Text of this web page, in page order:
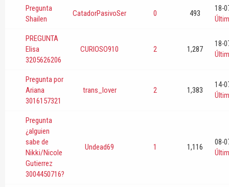
Pregunta
Shailen
CatadorPasivoSer 0 493
18-
PREGUNTA
Elisa
3205626206
CURIOSO910 2 1,287
18-
Pregunta por
Ariana
3016157321
trans_lover 2 1,383
14-
Pregunta
¿alguien
sabe de
Nikki/Nicole
Gutierrez
3004450716?
Undead69 1 1,116
08-